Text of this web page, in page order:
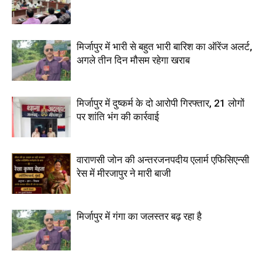
मिर्जापुर में भारी से बहुत भारी बारिश का ऑरेंज अलर्ट,
अगले तीन दिन मौसम रहेगा खराब
मिर्जापुर में दुष्कर्म के दो आरोपी गिरफ्तार, 21 लोगों
पर शांति भंग की कार्रवाई
वाराणसी जोन की अन्तरजनपदीय एलार्म एफिसिएन्सी
रेस में मीरजापुर ने मारी बाजी
मिर्जापुर में गंगा का जलस्तर बढ़ रहा है